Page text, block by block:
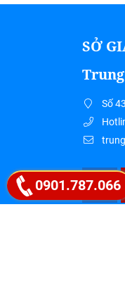
SỞ
Số
0901.787.066